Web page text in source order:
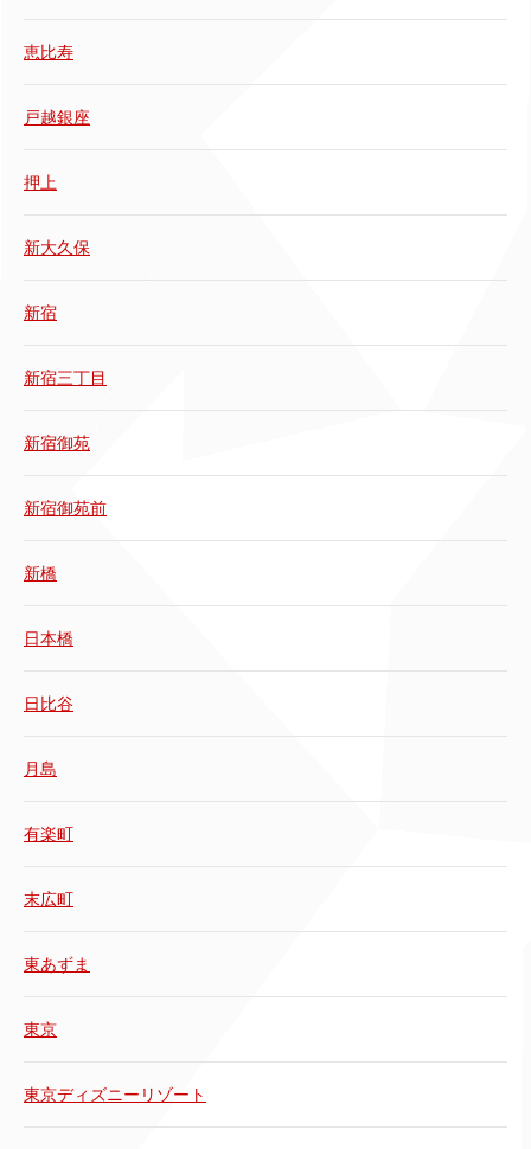
恵比寿
戸越銀座
押上
新大久保
新宿
新宿三丁目
新宿御苑
新宿御苑前
新橋
日本橋
日比谷
月島
有楽町
末広町
東あずま
東京
東京ディズニーリゾート